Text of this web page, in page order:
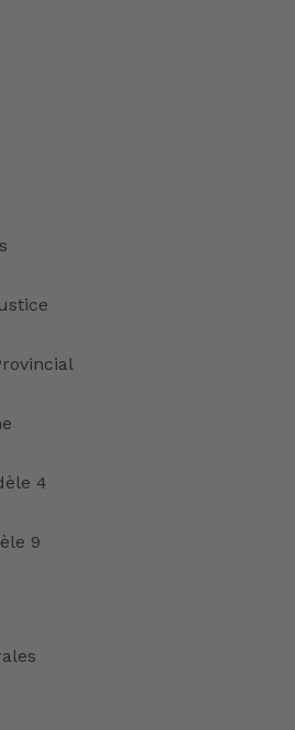
4
9